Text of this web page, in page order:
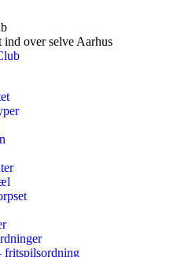
ind over selve Aarhus